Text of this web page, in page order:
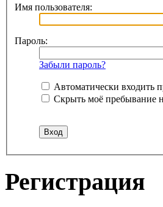
Имя пользователя:
Пароль:
Забыли пароль?
Автоматически входить
Скрыть моё пребывание
Регистрация